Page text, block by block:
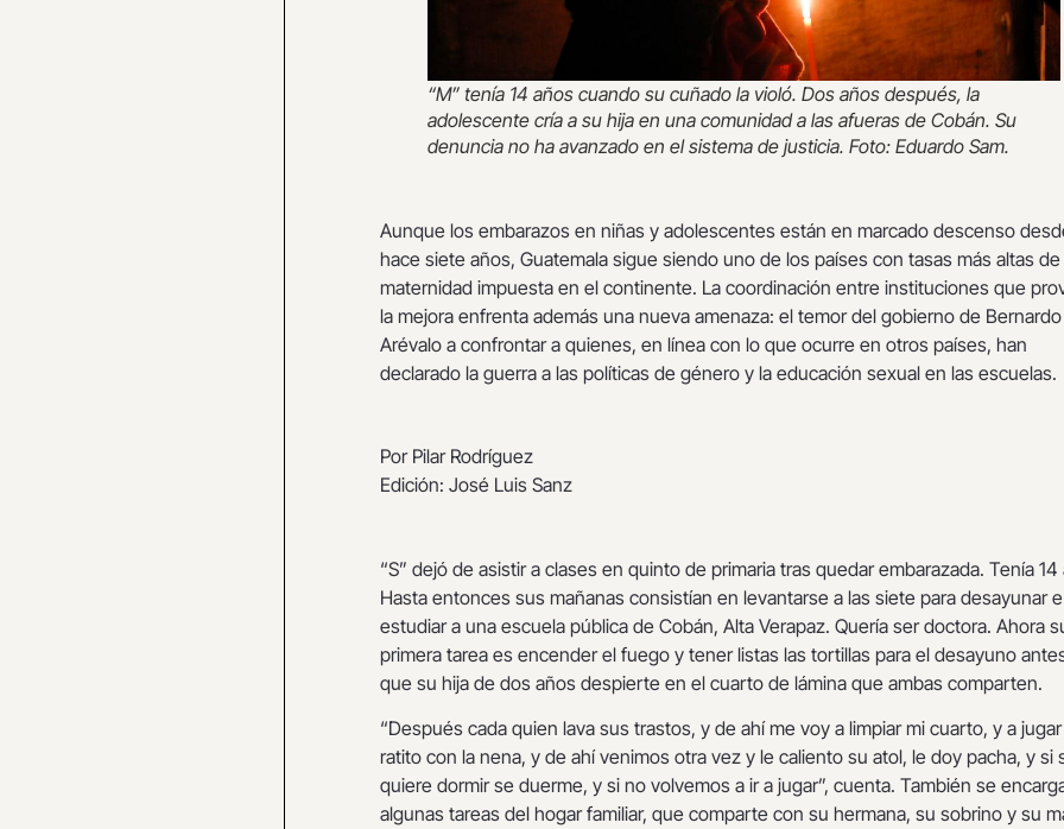
“M” tenía 14 años cuando su cuñado la violó. Dos años después, la
adolescente cría a su hija en una comunidad a las afueras de Cobán. Su
denuncia no ha avanzado en el sistema de justicia. Foto: Eduardo Sam.
Aunque los embarazos en niñas y adolescentes están en marcado descenso
hace siete años, Guatemala sigue siendo uno de los países con tasas más altas de
maternidad impuesta en el continente. La coordinación entre instituciones que
la mejora enfrenta además una nueva amenaza: el temor del gobierno de Bernardo
Arévalo a confrontar a quienes, en línea con lo que ocurre en otros países, han
declarado la guerra a las políticas de género y la educación sexual en las escuelas.
Por Pilar Rodríguez
Edición: José Luis Sanz
“S” dejó de asistir a clases en quinto de primaria tras quedar embarazada. Tenía 14
Hasta entonces sus mañanas consistían en levantarse a las siete para desayunar
estudiar a una escuela pública de Cobán, Alta Verapaz. Quería ser doctora. Ahora
primera tarea es encender el fuego y tener listas las tortillas para el desayuno
que su hija de dos años despierte en el cuarto de lámina que ambas comparten.
“Después cada quien lava sus trastos, y de ahí me voy a limpiar mi cuarto, y a
ratito con la nena, y de ahí venimos otra vez y le caliento su atol, le doy pacha, y si
quiere dormir se duerme, y si no volvemos a ir a jugar”, cuenta. También se
algunas tareas del hogar familiar, que comparte con su hermana, su sobrino y su